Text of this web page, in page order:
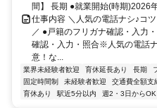
間】 長期 ●就業開始(時期)2026
仕事内容 ＼人気の電話ナシ♪コ
／ ●戸籍のフリガナ確認・入力
確認・入力・照合※人気の電話
意！な...
業界未経験者歓迎 育休延長あり 長期
固定時間制
未経験者歓迎 交通費全額支
育休あり
駅近5分以内 週2・3日からOK